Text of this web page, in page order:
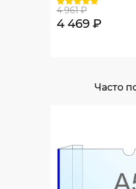
4 961 ₽
4 469 ₽
Часто